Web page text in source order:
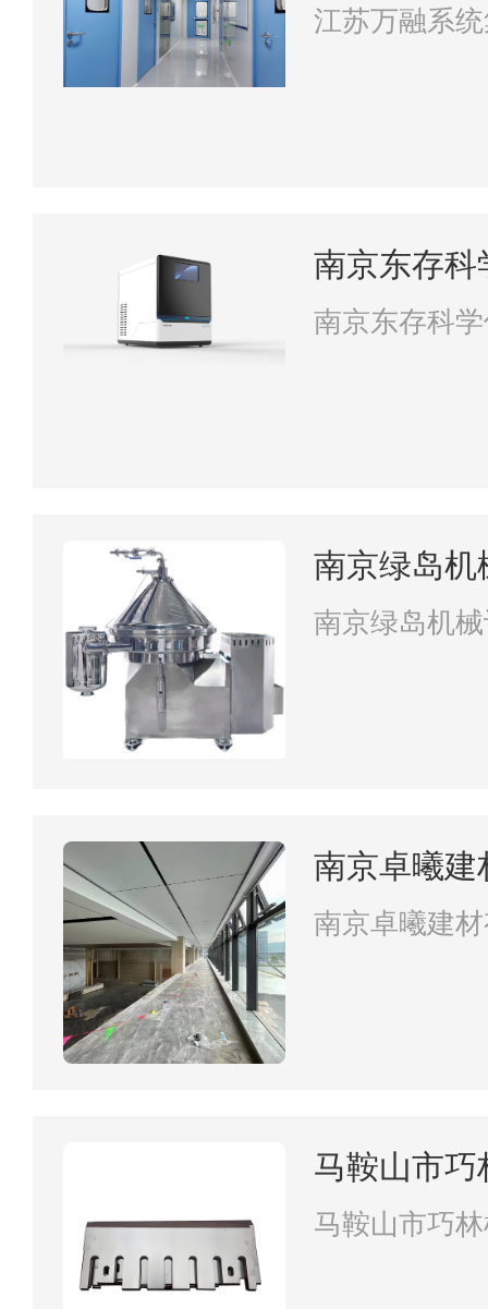
江苏万融系
南京东存科
南京东存科
南京绿岛机
南京绿岛机
南京卓曦建
南京卓曦建
马鞍山市
司
马鞍山市巧